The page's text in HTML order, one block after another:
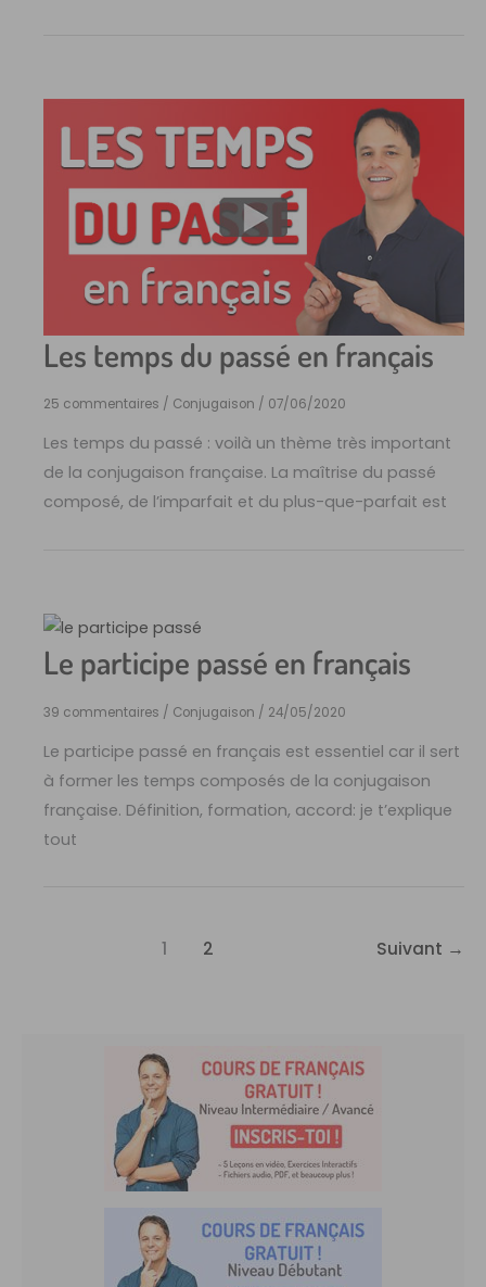
Les temps du passé en français
25 commentaires / Conjugaison / 07/06/2020
Les temps du passé : voilà un thème très important
de la conjugaison française. La maîtrise du passé
composé, de l’imparfait et du plus-que-parfait est
Le participe passé en français
39 commentaires / Conjugaison / 24/05/2020
Le participe passé en français est essentiel car il sert
à former les temps composés de la conjugaison
française. Définition, formation, accord: je t’explique
tout
1 2 Suivant →